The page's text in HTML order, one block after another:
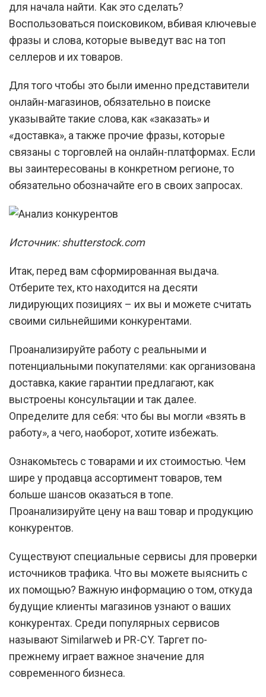
для начала найти. Как это сделать?
Воспользоваться поисковиком, вбивая ключевые
фразы и слова, которые выведут вас на топ
селлеров и их товаров.
Для того чтобы это были именно представители
онлайн-магазинов, обязательно в поиске
указывайте такие слова, как «заказать» и
«доставка», а также прочие фразы, которые
связаны с торговлей на онлайн-платформах. Если
вы заинтересованы в конкретном регионе, то
обязательно обозначайте его в своих запросах.
Источник: shutterstock.com
Итак, перед вам сформированная выдача.
Отберите тех, кто находится на десяти
лидирующих позициях – их вы и можете считать
своими сильнейшими конкурентами.
Проанализируйте работу с реальными и
потенциальными покупателями: как организована
доставка, какие гарантии предлагают, как
выстроены консультации и так далее.
Определите для себя: что бы вы могли «взять в
работу», а чего, наоборот, хотите избежать.
Ознакомьтесь с товарами и их стоимостью. Чем
шире у продавца ассортимент товаров, тем
больше шансов оказаться в топе.
Проанализируйте цену на ваш товар и продукцию
конкурентов.
Существуют специальные сервисы для проверки
источников трафика. Что вы можете выяснить с
их помощью? Важную информацию о том, откуда
будущие клиенты магазинов узнают о ваших
конкурентах. Среди популярных сервисов
называют Similarweb и PR-CY. Таргет по-
прежнему играет важное значение для
современного бизнеса.